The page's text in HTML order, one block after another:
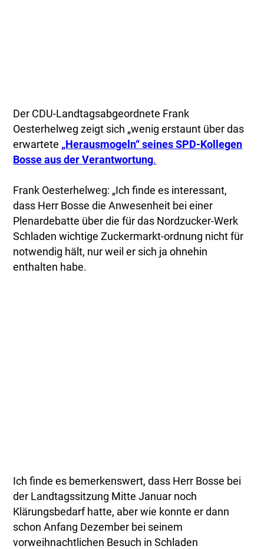
Der CDU-Landtagsabgeordnete Frank
Oesterhelweg zeigt sich „wenig erstaunt über das
erwartete „Herausmogeln“ seines SPD-Kollegen
Bosse aus der Verantwortung.
Frank Oesterhelweg: „Ich finde es interessant,
dass Herr Bosse die Anwesenheit bei einer
Plenardebatte über die für das Nordzucker-Werk
Schladen wichtige Zuckermarkt-ordnung nicht für
notwendig hält, nur weil er sich ja ohnehin
enthalten habe.
Ich finde es bemerkenswert, dass Herr Bosse bei
der Landtagssitzung Mitte Januar noch
Klärungsbedarf hatte, aber wie konnte er dann
schon Anfang Dezember bei seinem
vorweihnachtlichen Besuch in Schladen